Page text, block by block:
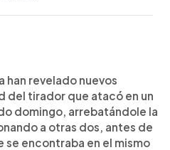
han revelado nuevos
del tirador que atacó en un
domingo, arrebatándole la
a otras dos, antes de
se encontraba en el mismo